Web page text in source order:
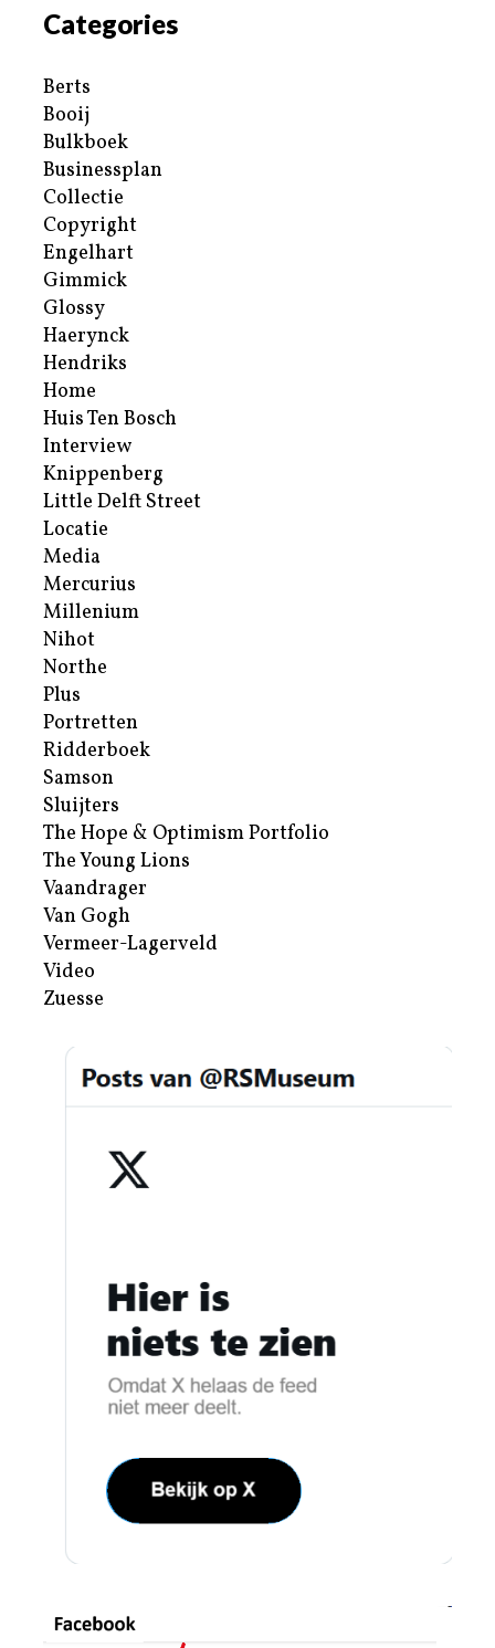
Categories
Berts
Booij
Bulkboek
Businessplan
Collectie
Copyright
Engelhart
Gimmick
Glossy
Haerynck
Hendriks
Home
Huis Ten Bosch
Interview
Knippenberg
Little Delft Street
Locatie
Media
Mercurius
Millenium
Nihot
Northe
Plus
Portretten
Ridderboek
Samson
Sluijters
The Hope & Optimism Portfolio
The Young Lions
Vaandrager
Van Gogh
Vermeer-Lagerveld
Video
Zuesse